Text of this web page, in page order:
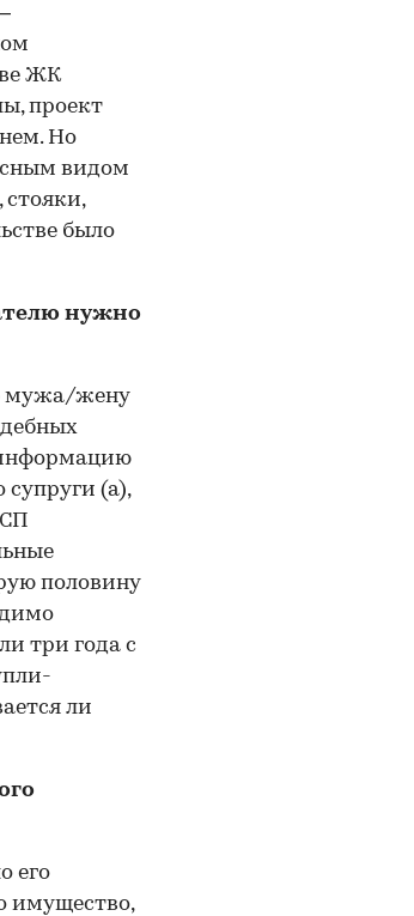
ЖК
проект
Но
видом
стояки,
было
нужно
мужа/жену
супруги (а),
половину
три года с
ли
его
имущество,